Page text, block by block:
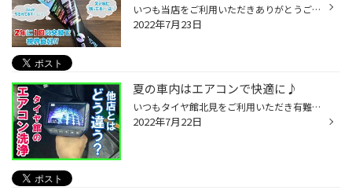
いつも当店をご利用いただきありがとうございます(^O^) 最近は降水量が凄すぎて雨の運転は視界が悪いですね(~_~;) こんな時は運転するのもイヤになりますよね？ でもこのワイパーでその悩みも水もスッと吹き飛びます！ ↓↓↓ 僕シブヤもタントに愛用してます！ ベロフ 超撥水アイビューティー フラッ...
2022年7月23日
夏の車内はエアコンで快適に♪
いつもタイヤ館北見をご利用いただき有難うございます。 最近更に暑さが増してきましたねぇ( ；´Д｀) 夏場になると使用頻度が多くなる【カーエアコン】 ただ、久々に使用した時にエアコンの臭いが 気になる事はありませんか？ 今回はその原因と対策（当店で実施している洗浄方法）をご紹介 カーエア...
2022年7月22日